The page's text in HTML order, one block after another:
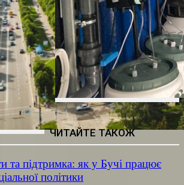
ЧИТАЙТЕ ТАКОЖ
та підтримка: як у Бучі працює
політики